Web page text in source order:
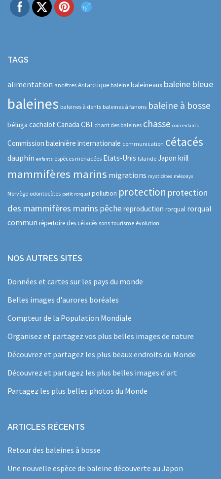
TAGS
alimentation ancêtres Antarctique baleine baleineaux baleine bleue
baleines baleines à dents baleines à fanons baleine à bosse
béluga cachalot Canada CBI chant des baleines chasse coin enfants
Commission baleinière internationale communication cétacés
dauphin enfants espèces menacées Etats-Unis Islande Japon krill
mammifères marins migrations mysticètes mésonyx
Norvège odontocètes petit rorqual pollution protection protection
des mammifères marins pêche reproduction rorqual rorqual
commun répertoire des cétacés sons tourisme évolution
NOS AUTRES SITES
Données et cartes sur les pays du monde
Belles images d'aurores boréales
Compteur de la Population Mondiale
Organisez et partagez vos plus belles images de nature
Découvrez et partagez les plus beaux endroits du Monde
Découvrez et partagez les plus belles images d'art
Partagez les plus belles photos du Monde
ARTICLES RÉCENTS
Retour des baleines à bosse
Une nouvelle espèce de baleine découverte au Japon